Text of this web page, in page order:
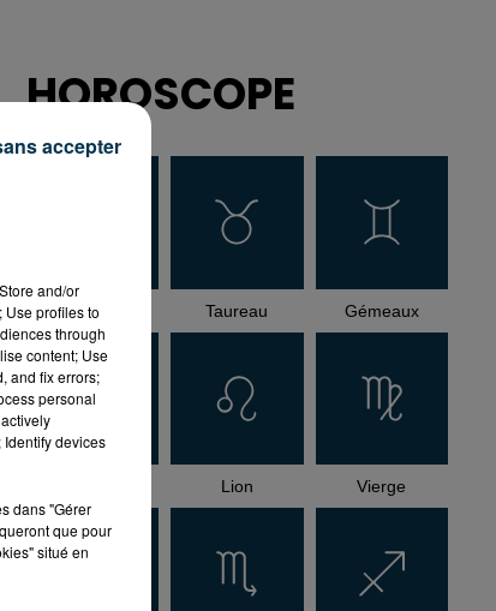
HOROSCOPE
Bélier Taureau Gémeaux
Lion Vierge
and/or
profiles to
through
content; Use
and fix errors;
personal
devices
dans "Gérer
que pour
situé en
accepter